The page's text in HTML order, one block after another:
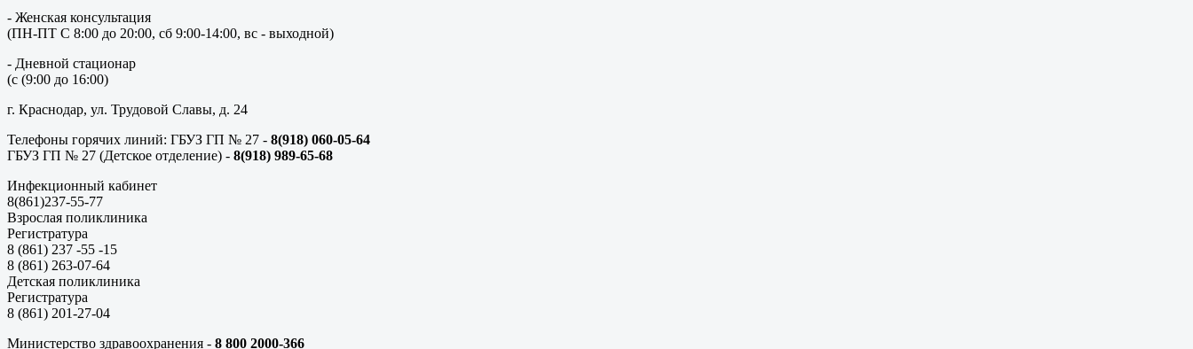
- Женская консультация
(ПН-ПТ С 8:00 до 20:00, сб 9:00-14:00, вс - выходной)
- Дневной стационар
(с (9:00 до 16:00)
г. Краснодар, ул. Трудовой Славы, д. 24
Телефоны горячих линий: ГБУЗ ГП № 27 - 8(918) 060-05-64
ГБУЗ ГП № 27 (Детское отделение) - 8(918) 989-65-68
Инфекционный кабинет
8(861)237-55-77
Взрослая поликлиника
Регистратура
8 (861) 237 -55 -15
8 (861) 263-07-64
Детская поликлиника
Регистратура
8 (861) 201-27-04
Министерство здравоохранения - 8 800 2000-366